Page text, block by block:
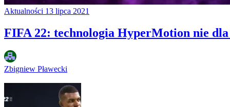
Aktualności 13 lipca 2021
FIFA 22: technologia HyperMotion nie
Zbigniew Pławecki